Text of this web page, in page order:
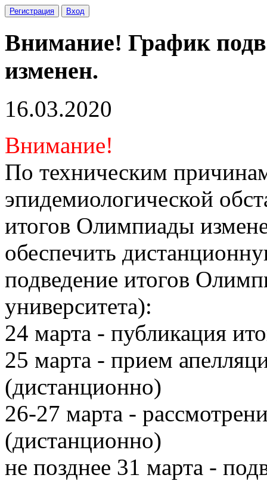
Регистрация Вход
Внимание! График
изменен.
16.03.2020
Внимание!
По техническим
эпидемиологической
итогов Олимпиады
обеспечить
подведение итогов
университета):
24 марта - публикация
25 марта - прием
(дистанционно)
26-27 марта -
(дистанционно)
не позднее 31 марта -